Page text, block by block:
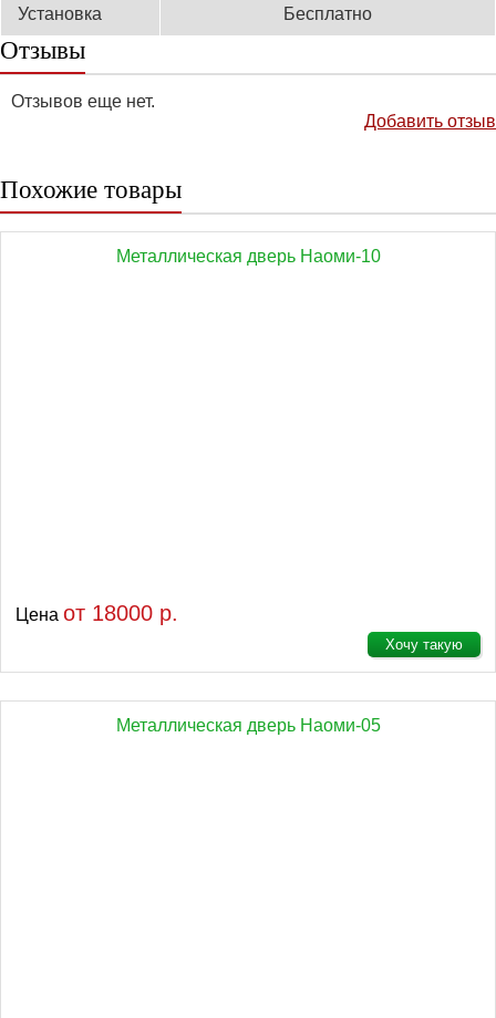
Установка Бесплатно
Отзывы
Отзывов еще нет.
Добавить отзыв
Похожие товары
Металлическая дверь Наоми-10
Цена от 18000 р.
Хочу такую
Металлическая дверь Наоми-05